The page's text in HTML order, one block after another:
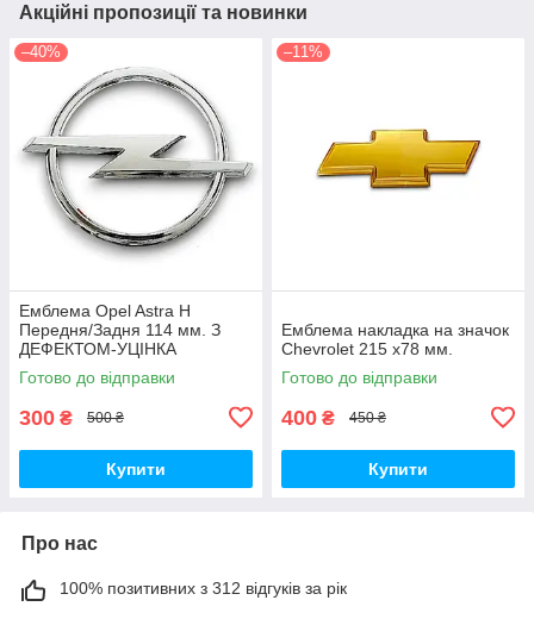
Акційні пропозиції та новинки
–40%
Емблема Opel Astra H
Передня/Задня 114 мм. З
ДЕФЕКТОМ-УЦІНКА
Готово до відправки
300 ₴ 500 ₴
Купити
–11%
Емблема накладка на значок
Chevrolet 215 х78 мм.
Готово до відправки
400 ₴ 450 ₴
Купити
Про нас
100% позитивних з 312 відгуків за рік